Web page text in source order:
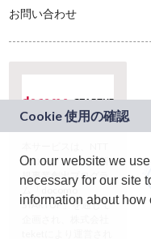
お問い合わせ
ドコモグループの新
規事業創出プログラ
ム「docomo
STARTUP」を通じて
On our website we
necessary for our site
information about how